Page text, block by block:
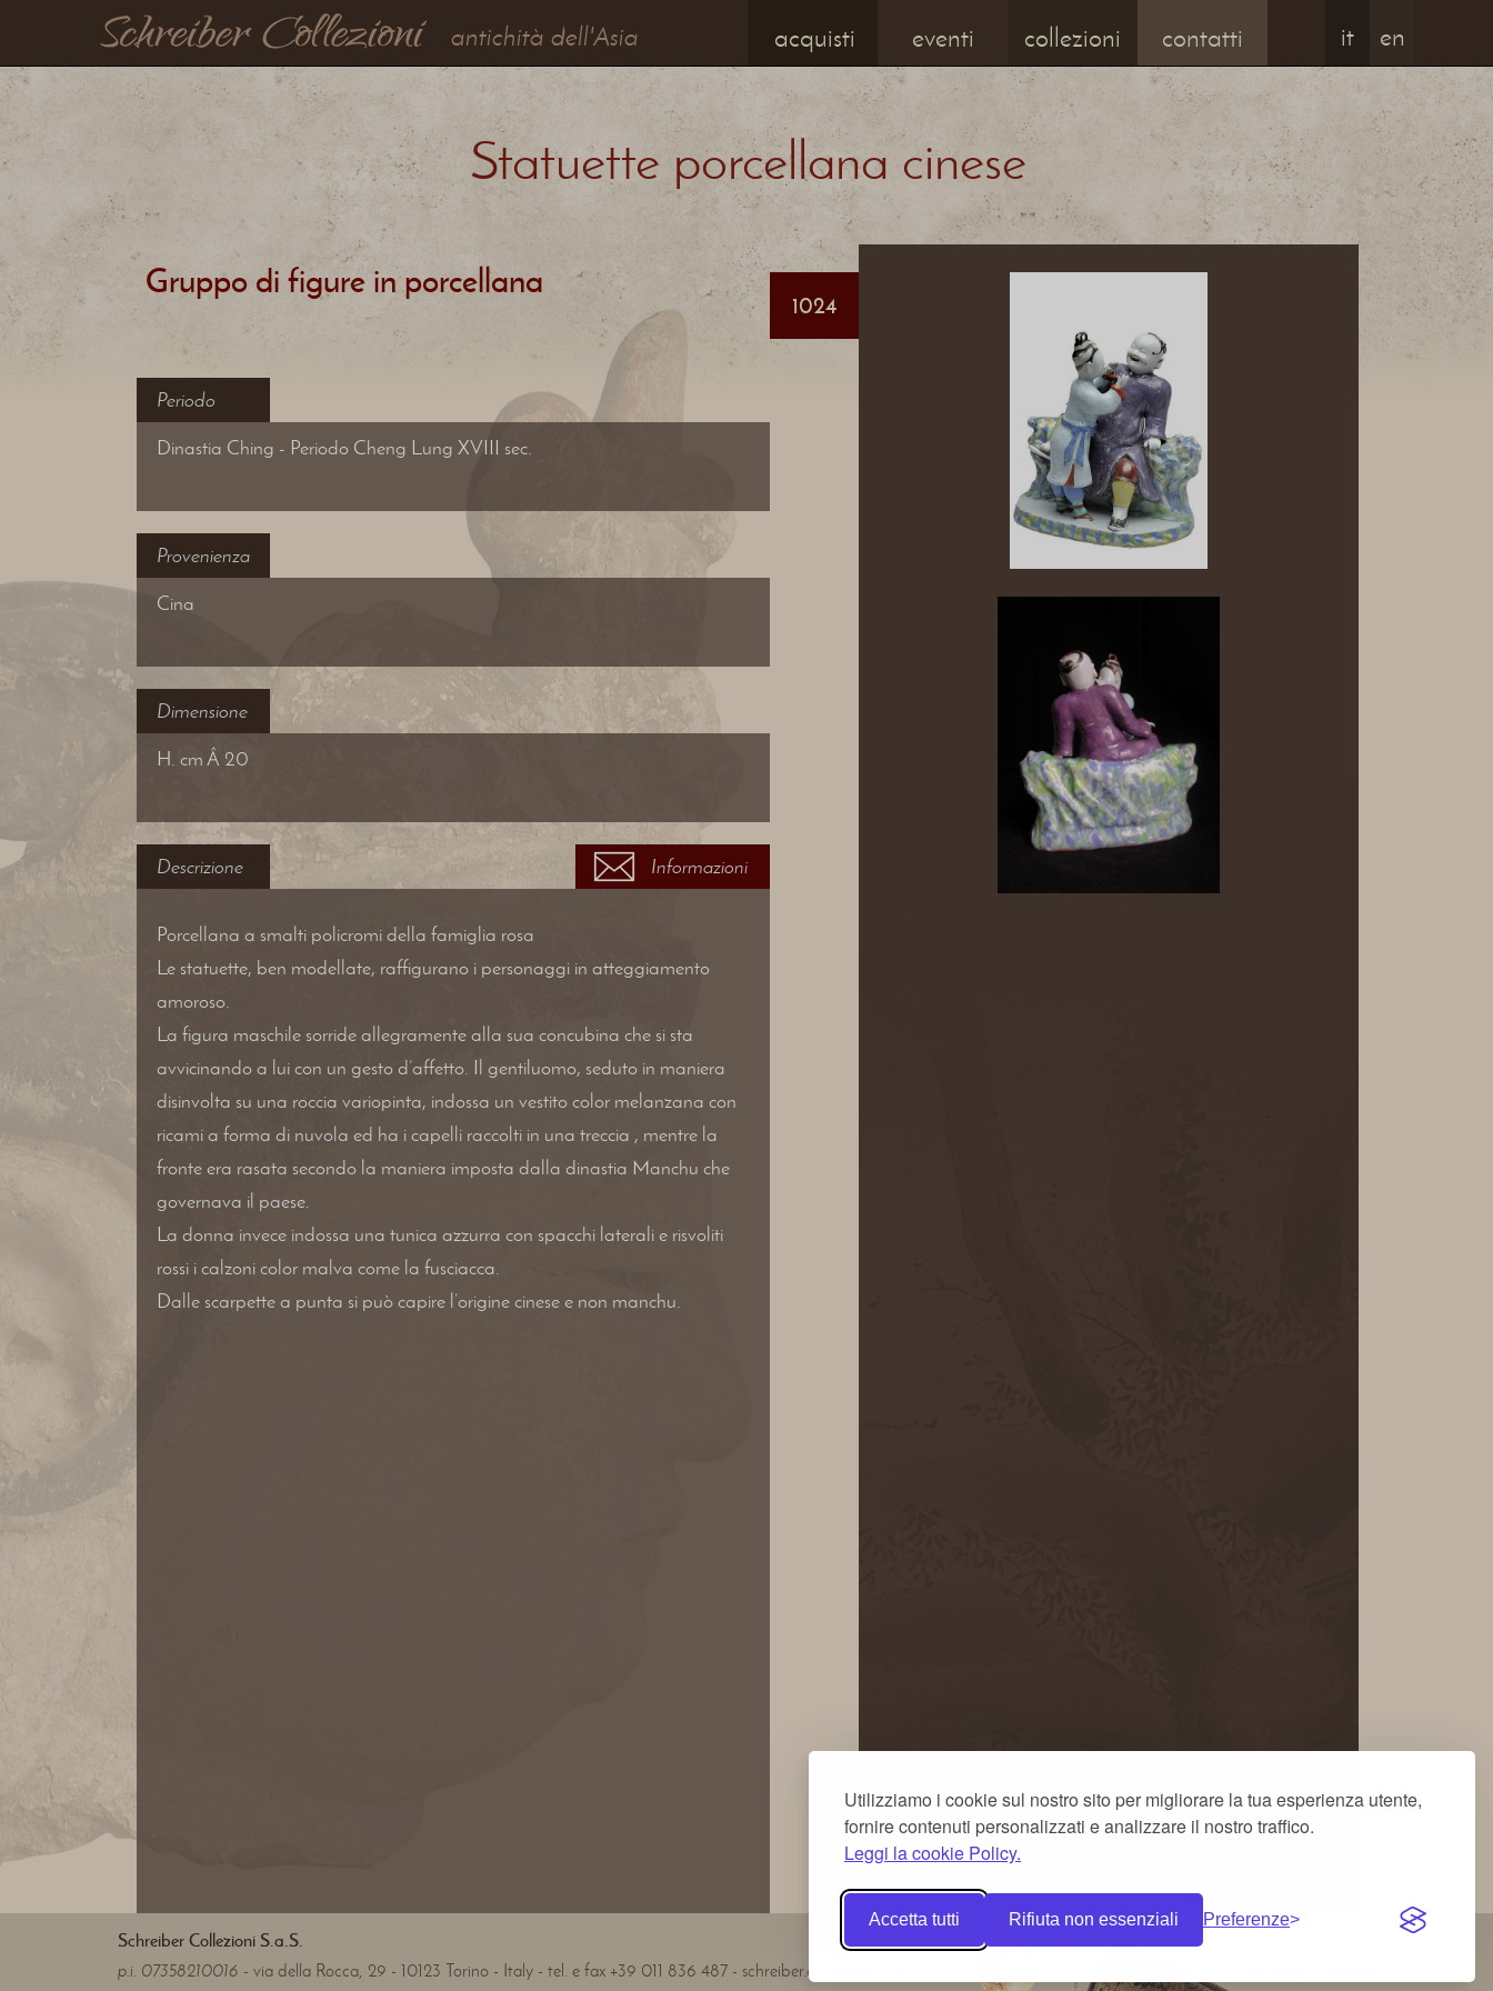
Utilizziamo i cookie sul nostro sito per migliorare la tua esperienza utente,
fornire contenuti personalizzati e analizzare il nostro traffico.
Leggi la cookie Policy.
Accetta tutti Rifiuta non essenziali Preferenze
antichità dell'Asia contatti
collezioni
eventi
acquisti en
it
Statuette porcellana cinese
Schreiber Collezioni S.a.S.
p.i. 07358210016 - via della Rocca, 29 - 10123 Torino - Italy - tel. e fax +39 011 836 487 - schreiber.collezioni@libero.it
Gruppo di figure in porcellana
1024
Periodo
Dinastia Ching - Periodo Cheng Lung XVIII sec.
Provenienza
Cina
Dimensione
H. cm Â 20
Descrizione Informazioni
Porcellana a smalti policromi della famiglia rosa
Le statuette, ben modellate, raffigurano i personaggi in atteggiamento
amoroso.
La figura maschile sorride allegramente alla sua concubina che si sta
avvicinando a lui con un gesto d’affetto. Il gentiluomo, seduto in maniera
disinvolta su una roccia variopinta, indossa un vestito color melanzana con
ricami a forma di nuvola ed ha i capelli raccolti in una treccia , mentre la
fronte era rasata secondo la maniera imposta dalla dinastia Manchu che
governava il paese.
La donna invece indossa una tunica azzurra con spacchi laterali e risvoliti
rossi i calzoni color malva come la fusciacca.
Dalle scarpette a punta si può capire l’origine cinese e non manchu.